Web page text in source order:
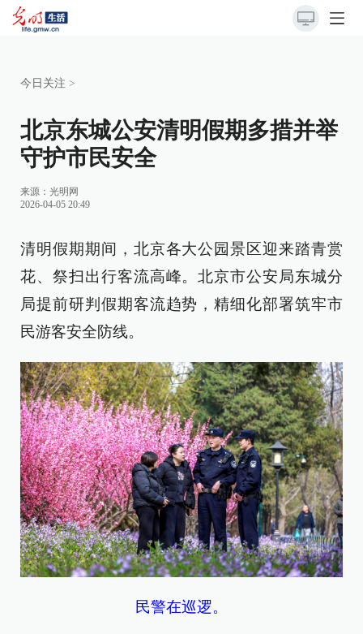
今日关注 >
北京东城公安清明假期多措并举
守护市民安全
来源： 光明网
2026-04-05 20:49
清明假期期间，北京各大公园景区迎来踏青赏
花、祭扫出行客流高峰。北京市公安局东城分
局提前研判假期客流趋势，精细化部署筑牢市
民游客安全防线。
民警在巡逻。